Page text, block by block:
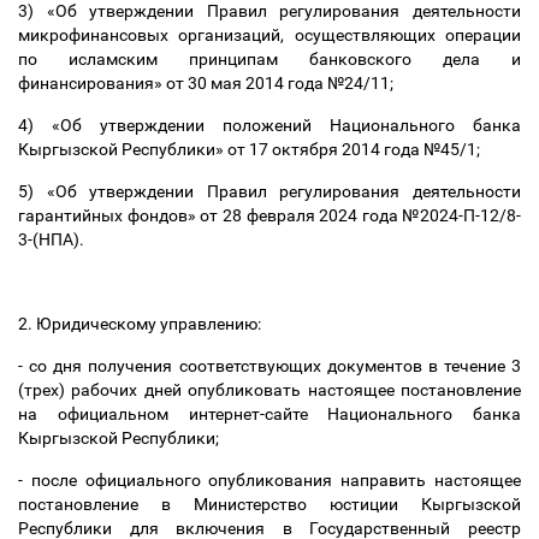
3) «Об утверждении Правил регулирования деятельности
микрофинансовых организаций, осуществляющих операции
по исламским принципам банковского дела и
финансирования» от 30 мая 2014 года №24/11;
4) «Об утверждении положений Национального банка
Кыргызской Республики» от 17 октября 2014 года №45/1;
5) «Об утверждении Правил регулирования деятельности
гарантийных фондов» от 28 февраля 2024 года №2024-П-12/8-
3-(НПА).
2. Юридическому управлению:
- со дня получения соответствующих документов в течение 3
(трех) рабочих дней опубликовать настоящее постановление
на официальном интернет-сайте Национального банка
Кыргызской Республики;
- после официального опубликования направить настоящее
постановление в Министерство юстиции Кыргызской
Республики для включения в Государственный реестр